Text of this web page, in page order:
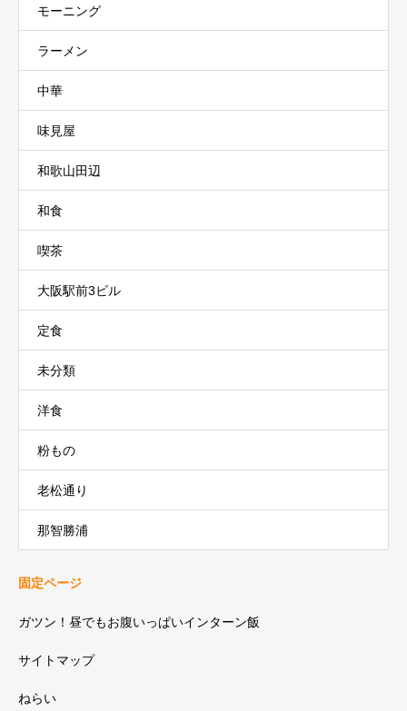
モーニング
ラーメン
中華
味見屋
和歌山田辺
和食
喫茶
大阪駅前3ビル
定食
未分類
洋食
粉もの
老松通り
那智勝浦
固定ページ
ガツン！昼でもお腹いっぱいインターン飯
サイトマップ
ねらい